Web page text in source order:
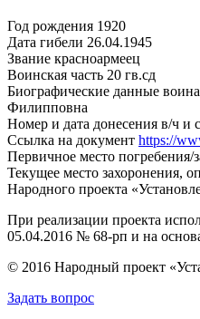
Год рождения 1920
Дата гибели 26.04.1945
Звание красноармеец
Воинская часть 20 гв.сд
Биографические данные
Филипповна
Номер и дата донесения в/ч и
Ссылка на документ https://
Первичное место погребения/
Текущее место захоронения,
Народного проекта
При реализации проекта
05.04.2016 № 68-рп и на
© 2016 Народный проект
Задать вопрос